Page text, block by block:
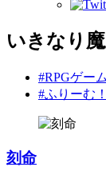
いきなり
#RPGゲーム
#ふりーむ
刻命